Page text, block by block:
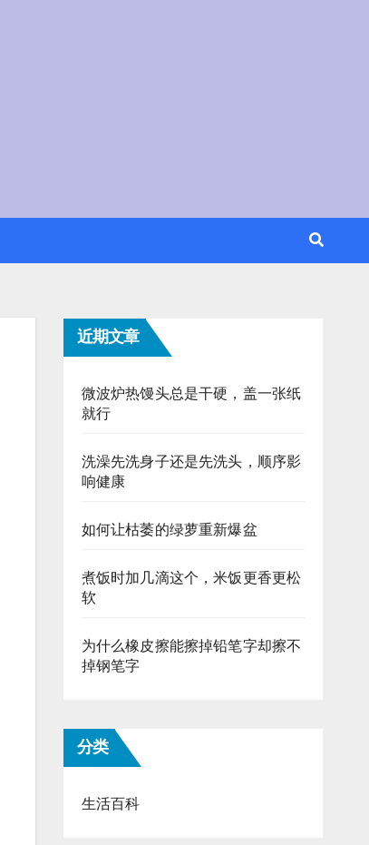
近期文章
微波炉热馒头总是干硬，盖一张纸
就行
洗澡先洗身子还是先洗头，顺序影
响健康
如何让枯萎的绿萝重新爆盆
煮饭时加几滴这个，米饭更香更松
软
为什么橡皮擦能擦掉铅笔字却擦不
掉钢笔字
分类
生活百科